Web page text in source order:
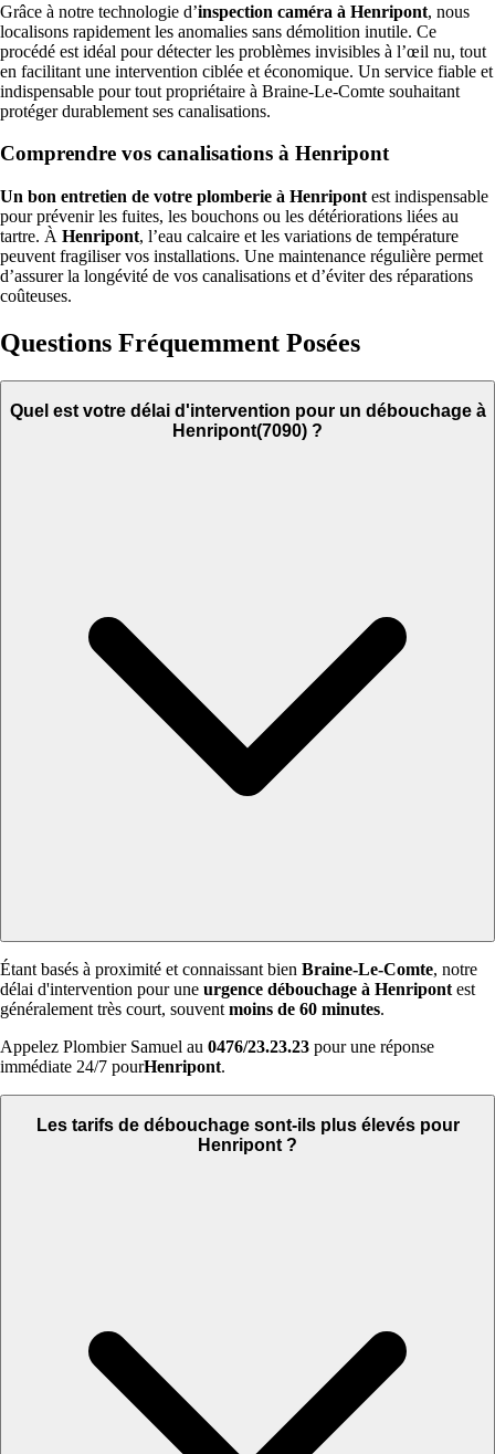
Grâce à notre technologie d’inspection caméra à Henripont, nous
localisons rapidement les anomalies sans démolition inutile. Ce
procédé est idéal pour détecter les problèmes invisibles à l’œil nu, tout
en facilitant une intervention ciblée et économique. Un service fiable et
indispensable pour tout propriétaire à Braine-Le-Comte souhaitant
protéger durablement ses canalisations.
Comprendre vos canalisations à Henripont
Un bon entretien de votre plomberie à Henripont est indispensable
pour prévenir les fuites, les bouchons ou les détériorations liées au
tartre. À Henripont, l’eau calcaire et les variations de température
peuvent fragiliser vos installations. Une maintenance régulière permet
d’assurer la longévité de vos canalisations et d’éviter des réparations
coûteuses.
Questions Fréquemment Posées
Quel est votre délai d'intervention pour un débouchage à
Henripont(7090) ?
Étant basés à proximité et connaissant bien Braine-Le-Comte, notre
délai d'intervention pour une urgence débouchage à Henripont est
généralement très court, souvent moins de 60 minutes.
Appelez Plombier Samuel au 0476/23.23.23 pour une réponse
immédiate 24/7 pourHenripont.
Les tarifs de débouchage sont-ils plus élevés pour
Henripont ?